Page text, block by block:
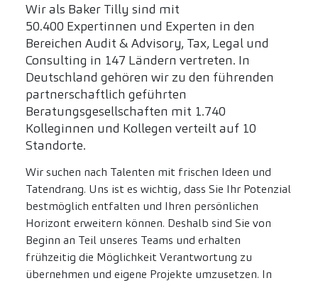
Wir als Baker Tilly sind mit
50.400 Expertinnen und Experten in den
Bereichen Audit & Advisory, Tax, Legal und
Consulting in 147 Ländern vertreten. In
Deutschland gehören wir zu den führenden
partnerschaftlich geführten
Beratungsgesellschaften mit 1.740
Kolleginnen und Kollegen verteilt auf 10
Standorte.
Wir suchen nach Talenten mit frischen Ideen und
Tatendrang. Uns ist es wichtig, dass Sie Ihr Potenzial
bestmöglich entfalten und Ihren persönlichen
Horizont erweitern können. Deshalb sind Sie von
Beginn an Teil unseres Teams und erhalten
frühzeitig die Möglichkeit Verantwortung zu
übernehmen und eigene Projekte umzusetzen. In